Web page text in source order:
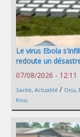
Le virus Ebola
redoute un
07/08/2026 - 12:11
Santé, Actualité / Onu,
Kivu